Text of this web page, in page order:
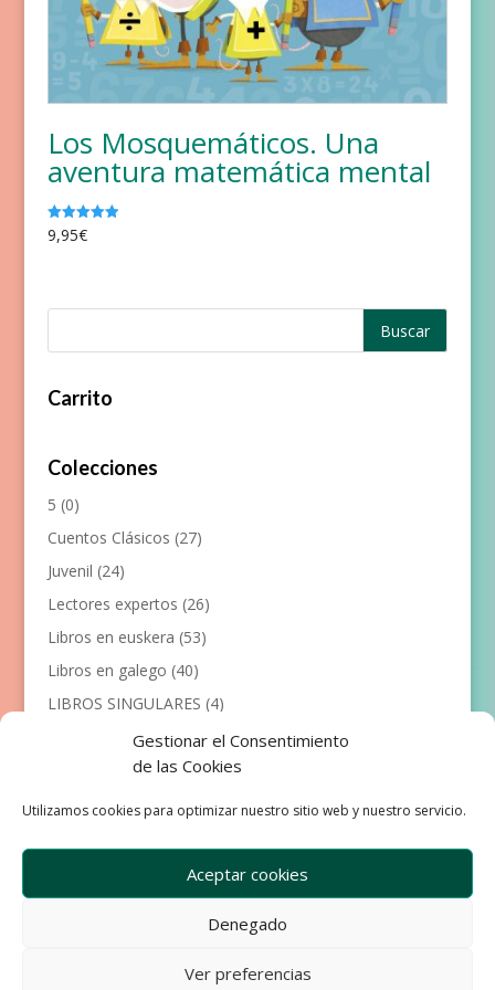
Gestionar el Consentimiento
de las Cookies
Utilizamos cookies para optimizar nuestro sitio web y nuestro servicio.
Aceptar cookies
Denegado
Ver preferencias
Los Mosquemáticos. Una
aventura matemática mental
Valorado
con
9,95€
Carrito
Colecciones
5 (0)
Cuentos Clásicos (27)
Juvenil (24)
Lectores expertos (26)
Libros en euskera (53)
Libros en galego (40)
LIBROS SINGULARES (4)
Llibres en català (117)
Manualidades (53)
Primeros lectores (101)
Condiciones de Venta